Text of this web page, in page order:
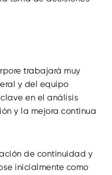
trabajará muy
y del equipo
en el análisis
y la mejora continua
de continuidad y
inicialmente como